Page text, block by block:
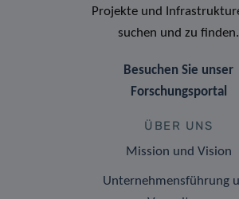
Projekte und
suchen und zu finden.
Besuchen Sie unser
Forschungsportal
ÜBER UNS
Mission und Vision
Unternehmensführung